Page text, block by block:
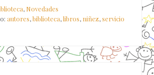
, Novedades
autores,biblioteca,libros, niñez,servicio